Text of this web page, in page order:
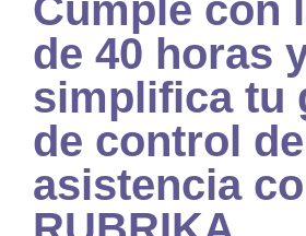
Cumple con
de 40 horas
simplifica tu
de control de
asistencia